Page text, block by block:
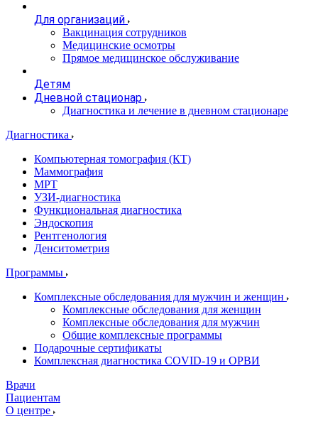
Для организаций
Вакцинация сотрудников
Медицинские осмотры
Прямое медицинское обслуживание
Детям
Дневной стационар
Диагностика и лечение в дневном стационаре
Диагностика
Компьютерная томография (КТ)
Маммография
МРТ
УЗИ-диагностика
Функциональная диагностика
Эндоскопия
Рентгенология
Денситометрия
Программы
Комплексные обследования для мужчин и женщин
Комплексные обследования для женщин
Комплексные обследования для мужчин
Общие комплексные программы
Подарочные сертификаты
Комплексная диагностика COVID-19 и ОРВИ
Врачи
Пациентам
О центре